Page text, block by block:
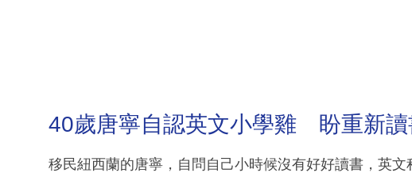
40歲唐寧自認英文小學雞 盼重新讀
移民紐西蘭的唐寧，自問自己小時候沒有好好讀書，英